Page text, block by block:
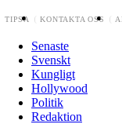
TIPSA KONTAKTA OSS
Senaste
Svenskt
Kungligt
Hollywood
Politik
Redaktion